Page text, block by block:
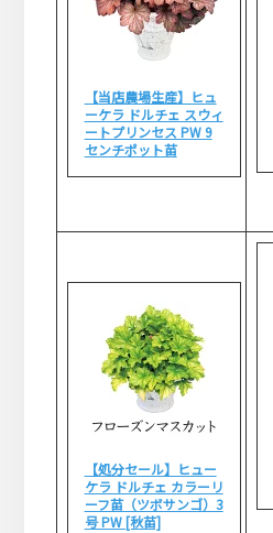
【当店農場生産】ヒュ
ーケラ ドルチェ スウィ
ートプリンセス PW 9
センチポット苗
【処分セール】ヒュー
ケラ ドルチェ カラーリ
ーフ苗（ツボサンゴ）3
号 PW [秋苗]